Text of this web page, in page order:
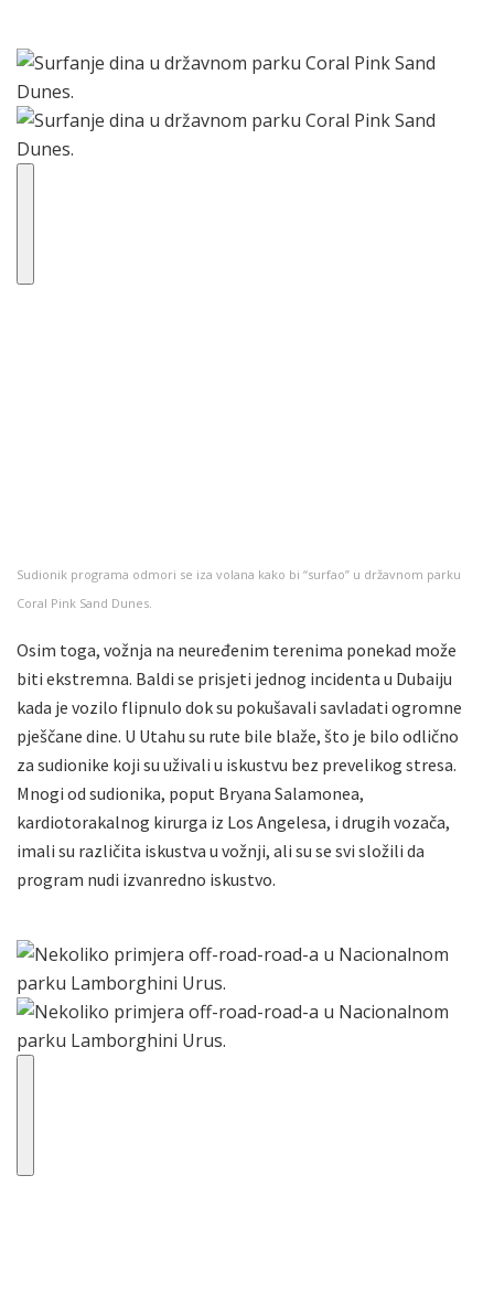
Sudionik programa odmori se iza volana kako bi “surfao” u državnom parku
Coral Pink Sand Dunes.
Osim toga, vožnja na neuređenim terenima ponekad može
biti ekstremna. Baldi se prisjeti jednog incidenta u Dubaiju
kada je vozilo flipnulo dok su pokušavali savladati ogromne
pješčane dine. U Utahu su rute bile blaže, što je bilo odlično
za sudionike koji su uživali u iskustvu bez prevelikog stresa.
Mnogi od sudionika, poput Bryana Salamonea,
kardiotorakalnog kirurga iz Los Angelesa, i drugih vozača,
imali su različita iskustva u vožnji, ali su se svi složili da
program nudi izvanredno iskustvo.